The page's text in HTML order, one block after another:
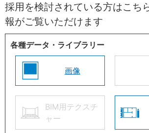
採用を検討されている方はこち
報がご覧いただけます
各種データ・ライブラリー
画像
BIM用テクスチ
ャー